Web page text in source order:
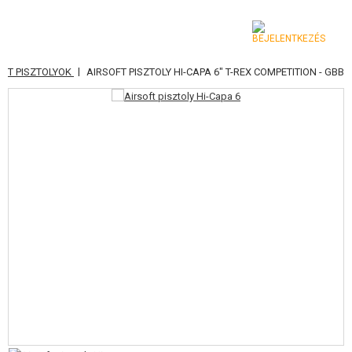
KATEGÓRIA
PISZTOLYOK | AIRSOFT PISZTOLY HI-CAPA 6" T-REX COMPETITION - GBB